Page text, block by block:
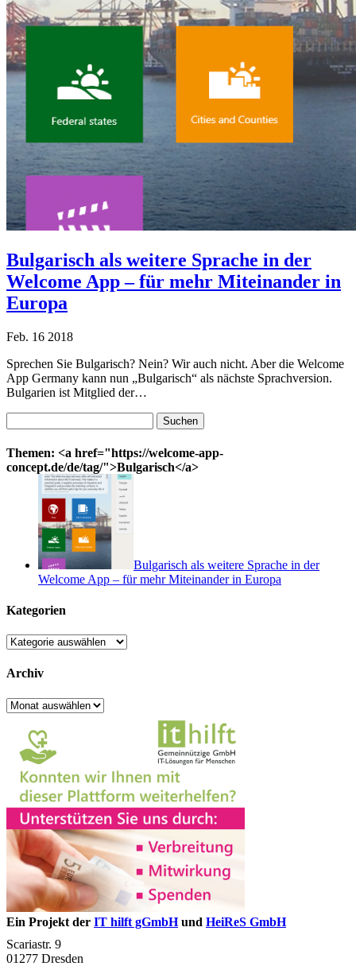
Bulgarisch als weitere Sprache in der
Welcome App – für mehr Miteinander in
Europa
Feb. 16 2018
Sprechen Sie Bulgarisch? Nein? Wir auch nicht. Aber die Welcome
App Germany kann nun „Bulgarisch“ als nächste Sprachversion.
Bulgarien ist Mitglied der…
nach:
Themen: <a href="https://welcome-app-
concept.de/de/tag/">Bulgarisch</a>
Bulgarisch als weitere Sprache in der
Welcome App – für mehr Miteinander in Europa
Kategorien
Kategorien
Archiv
Archiv
Ein Projekt der IT hilft gGmbHund HeiReS GmbH
Scariastr. 9
01277 Dresden